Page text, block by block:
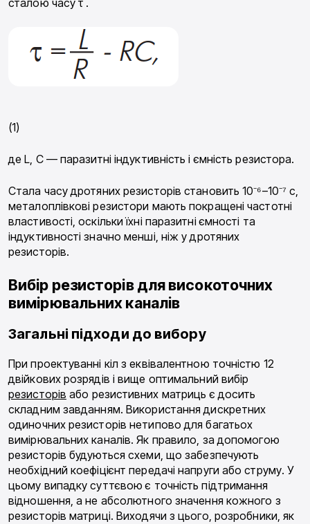
сталою часу τ .
(1)
де L, C — паразитні індуктивність і ємність резистора.
Стала часу дротяних резисторів становить 10⁻⁶–10⁻⁷ с,
металоплівкові резистори мають покращені частотні
властивості, оскільки їхні паразитні ємності та
індуктивності значно менші, ніж у дротяних
резисторів.
Вибір резисторів для високоточних
вимірювальних каналів
Загальні підходи до вибору
При проектуванні кіл з еквівалентною точністю 12
двійкових розрядів і вище оптимальний вибір
резисторів або резистивних матриць є досить
складним завданням. Використання дискретних
одиночних резисторів нетипово для багатьох
вимірювальних каналів. Як правило, за допомогою
резисторів будуються схеми, що забезпечують
необхідний коефіцієнт передачі напруги або струму. У
цьому випадку суттєвою є точність підтримання
відношення, а не абсолютного значення кожного з
резисторів матриці. Виходячи з цього, розробники, як